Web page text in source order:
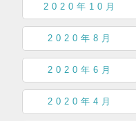
2020年10月
2020年8月
2020年6月
2020年4月